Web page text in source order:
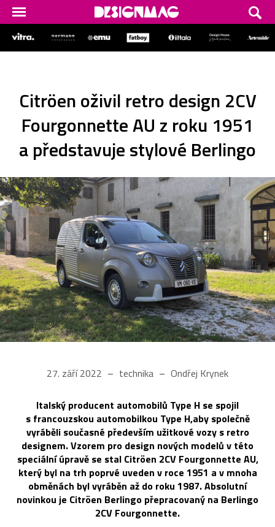
Citröen oživil retro design 2CV
Fourgonnette AU z roku 1951
a představuje stylové Berlingo
27. září 2022 technika Ondřej Krynek
Italský producent automobilů Type H se spojil
s francouzskou automobilkou Type H,aby společně
vyráběli současné především užitkové vozy s retro
designem. Vzorem pro design nových modelů v této
speciální úpravě se stal Citröen 2CV Fourgonnette AU,
který byl na trh poprvé uveden v roce 1951 a v mnoha
obměnách byl vyráběn až do roku 1987. Absolutní
novinkou je Citröen Berlingo přepracovaný na Berlingo
2CV Fourgonnette.